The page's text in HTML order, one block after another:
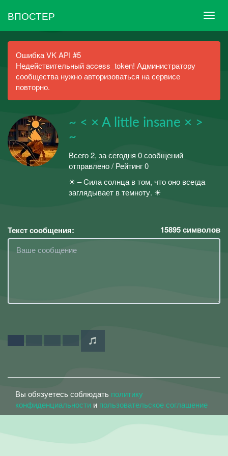
ВПОСТЕР
Ошибка VK API #5
Недействительный access_token! Администратору
сообщества нужно авторизоваться на сервисе
повторно.
~ < × A little insane × >
~
Всего 2, за сегодня 0 сообщений
отправлено / Рейтинг 0
☀ – Cила солнца в том, что оно всегда
заглядывает в темноту. ☀
Текст сообщения: 15895символов
Вы обязуетесь соблюдать политику
конфиденциальности и пользовательское соглашение